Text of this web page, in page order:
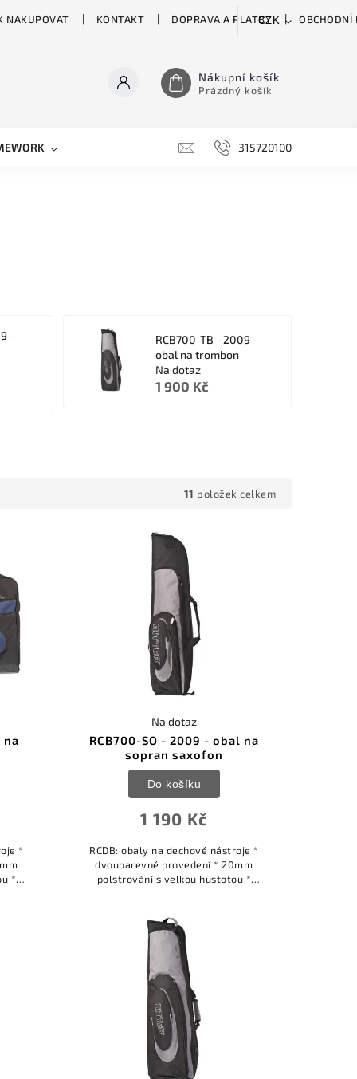
NAKUPOVAT KONTAKT DOPRAVA A PLATBY OBCHODNÍ
CZK
Nákupní košík
Prázdný košík
H&H HARTKE
315720100
-
RCB700-TB - 2009 -
obal na trombon
Na dotaz
1 900 Kč
11 položek celkem
na
*
*
RCB700-SO - 2009 - obal na
sopran saxofon
Na dotaz
1 190 Kč
Do košíku
RCDB: obaly na dechové nástroje *
dvoubarevné provedení * 20mm
polstrování s velkou hustotou *
měkkého sametu *...